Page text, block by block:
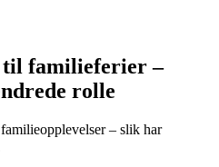
til familieferier –
rolle
– slik har